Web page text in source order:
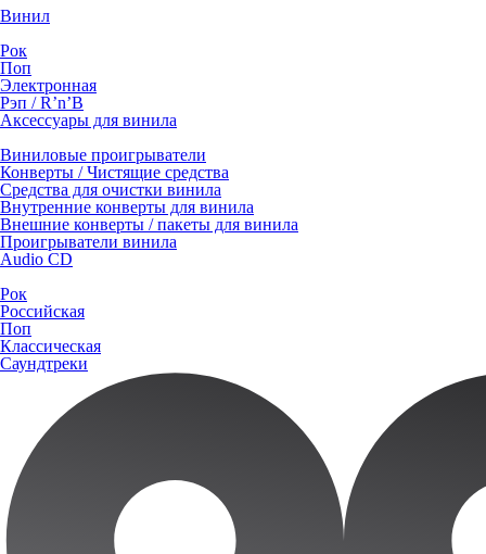
Винил
Рок
Поп
Электронная
Рэп / R’n’B
Аксессуары для винила
Виниловые проигрыватели
Конверты / Чистящие средства
Средства для очистки винила
Внутренние конверты для винила
Внешние конверты / пакеты для винила
Проигрыватели винила
Audio CD
Рок
Российская
Поп
Классическая
Саундтреки